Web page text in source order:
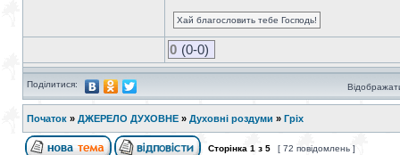
Хай благословить тебе Господь!
0 (0-0)
Поділитися:
Початок » ДЖЕРЕЛО ДУХОВНЕ » Духовні роздуми » Гріх
Сторінка 1 з 5 [ 72 повідомлень ]